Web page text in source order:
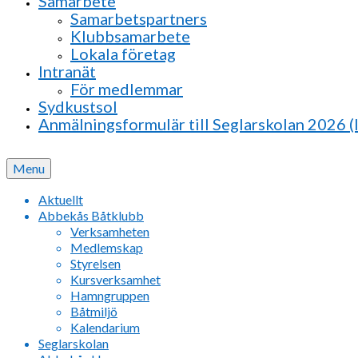
Samarbetspartners
Klubbsamarbete
Lokala företag
Intranät
För medlemmar
Sydkustsol
Anmälningsformulär till Seglarskolan 2026
Menu
Aktuellt
Abbekås Båtklubb
Verksamheten
Medlemskap
Styrelsen
Kursverksamhet
Hamngruppen
Båtmiljö
Kalendarium
Seglarskolan